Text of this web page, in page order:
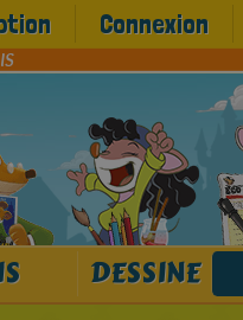
Connexion
DESSINE